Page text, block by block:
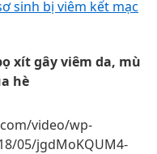
sinh bị viêm kết mạc
xít gây viêm da, mù
hè
video/wp-
05/jgdMoKQUM4-